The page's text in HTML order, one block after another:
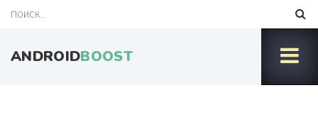
ANDROIDBOOST